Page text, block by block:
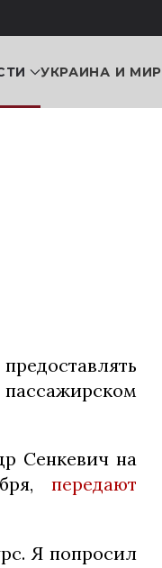
УКРАИНА И МИР
Сенкевич на
передают
Я попросил